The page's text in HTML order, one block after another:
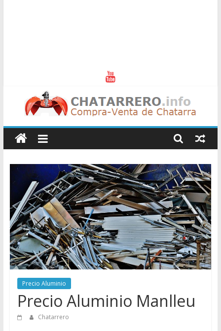
Chatarreros
–
Precio
de
Chatarra
Directorio
de
Chatarreros
para
vender
Chatarra
Precio Aluminio
Precio Aluminio Manlleu
Chatarrero